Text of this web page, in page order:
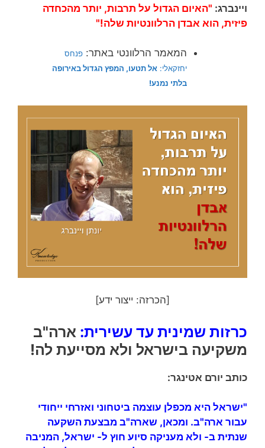
ויינברג: "האיום הגדול על תרבות, יותר מהכחדה
פיזית, הוא אבדן הרלוונטיות שלה!"
המאמר הרלוונטי באתר: פנחס
יחזקאלי: אל תטעו, המפץ הגדול באירופה
בלתי נמנע!
[הכרזה: ייצור ידע]
כרזות שמינית עד עשירית: ארה"ב
משקיעה בישראל ולא מסייעת לה!
כותב יורם אטינגר:
"ישראל היא מכפלן עוצמה ביטחוני ואזרחי ייחודי
עבור ארה"ב. ומכאן, שארה"ב מבצעת השקעה
שנתית ב- ולא מעניקה סיוע חוץ ל- ישראל, המניבה